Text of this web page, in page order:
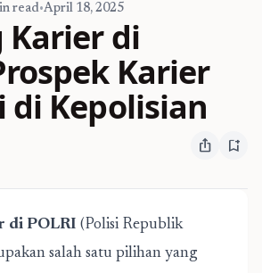
read•April 18, 2025
Karier di
Karier
di Kepolisian
ios_share bookmark_add
di POLRI (Polisi Republik
salah satu pilihan yang